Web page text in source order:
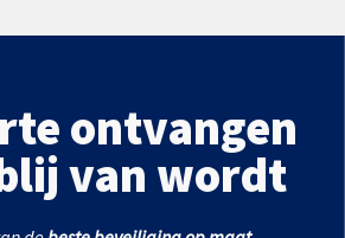
ontvangen
van wordt